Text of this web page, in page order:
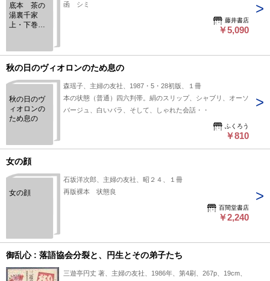
底本 茶の
湯裏千家
上・下巻 1
函 シミ
藤井書店
￥5,090
秋の日のヴィオロンのため息の
秋の日のヴ
ィオロンの
ため息の
森瑶子、主婦の友社、1987・5・28初版、１冊
本の状態（普通）四六判帯。絹のスリップ、シャブリ、オーソ
バージュ、白いバラ、そして、しゃれた会話・・
ふくろう
￥810
女の顔
女の顔
石坂洋次郎、主婦の友社、昭２４、１冊
再版裸本 状態良
百間堂書店
￥2,240
御乱心 : 落語協会分裂と、円生とその弟子たち
三遊亭円丈 著、主婦の友社、1986年、第4刷、267p、19cm、